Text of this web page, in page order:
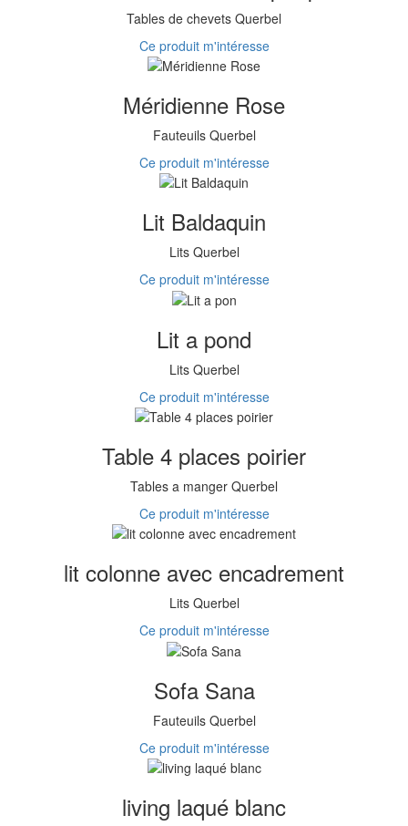
Tables de chevets Querbel
Ce produit m'intéresse
Méridienne Rose
Fauteuils Querbel
Ce produit m'intéresse
Lit Baldaquin
Lits Querbel
Ce produit m'intéresse
Lit a pond
Lits Querbel
Ce produit m'intéresse
Table 4 places poirier
Tables a manger Querbel
Ce produit m'intéresse
lit colonne avec encadrement
Lits Querbel
Ce produit m'intéresse
Sofa Sana
Fauteuils Querbel
Ce produit m'intéresse
living laqué blanc